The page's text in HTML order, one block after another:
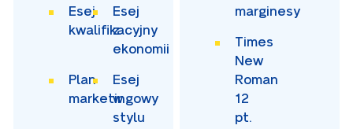
Esej
kwalifikacyjny
Esej
z
ekonomii
Plan
marketingowy
Esej
w
stylu
marginesy
Times
New
Roman
12
pt.